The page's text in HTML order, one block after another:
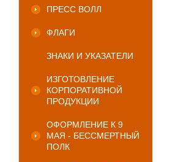
ПРЕСС ВОЛЛ
ФЛАГИ
ЗНАКИ И УКАЗАТЕЛИ
ИЗГОТОВЛЕНИЕ
КОРПОРАТИВНОЙ
ПРОДУКЦИИ
ОФОРМЛЕНИЕ К 9
МАЯ - БЕССМЕРТНЫЙ
ПОЛК